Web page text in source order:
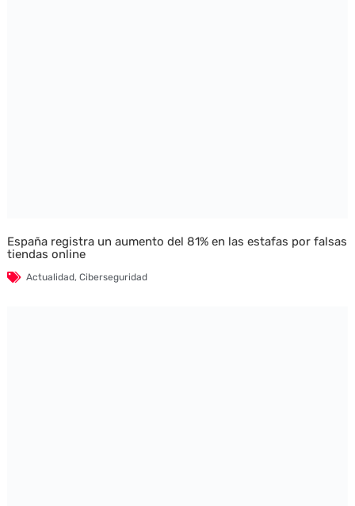
España registra un aumento del 81% en las estafas por falsas
tiendas online
Actualidad, Ciberseguridad